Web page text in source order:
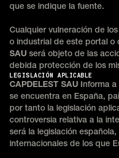
que se indique la fuente.
Cualquier vulneración de
o industrial de este portal o
SAU será objeto de las
debida protección de los
LEGISLACIÓN APLICABLE
CAPDELEST SAU informa a
se encuentra en España,
por tanto la legislación
controversia relativa a la
será la legislación
internacionales de los que